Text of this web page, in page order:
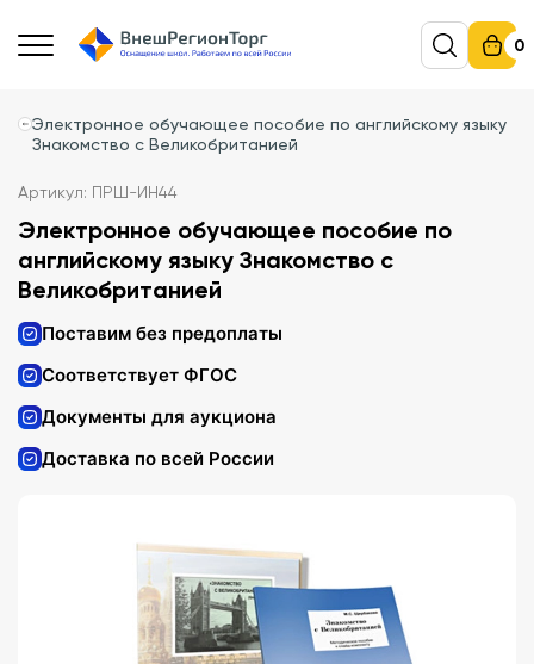
0
Электронное обучающее пособие по английскому языку
Знакомство с Великобританией
Артикул: ПРШ-ИН44
Электронное обучающее пособие по
английскому языку Знакомство с
Великобританией
Поставим без предоплаты
Соответствует ФГОС
Документы для аукциона
Доставка по всей России